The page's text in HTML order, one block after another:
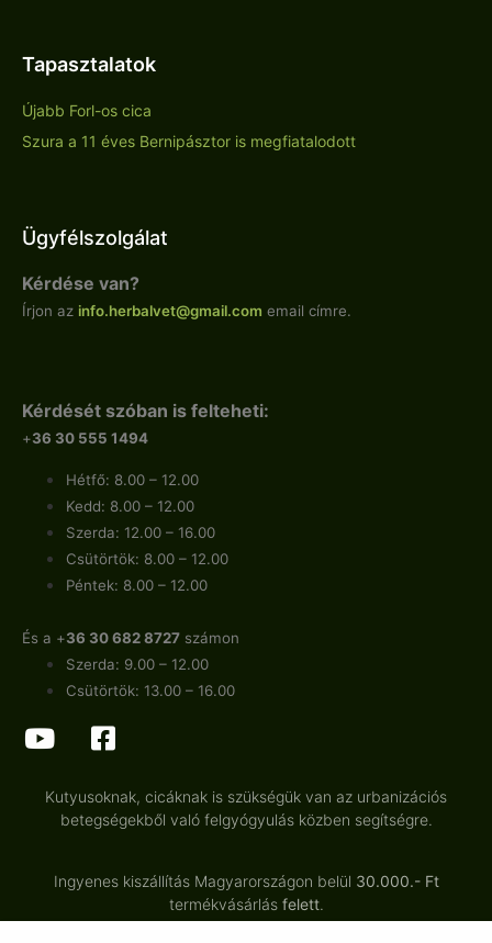
Tapasztalatok
Újabb Forl-os cica
Szura a 11 éves Bernipásztor is megfiatalodott
Ügyfélszolgálat
Kérdése van?
Írjon az info.herbalvet@gmail.com email címre.
Kérdését szóban is felteheti:
+36 30 555 1494
Hétfő: 8.00 – 12.00
Kedd: 8.00 – 12.00
Szerda: 12.00 – 16.00
Csütörtök: 8.00 – 12.00
Péntek: 8.00 – 12.00
És a +36 30 682 8727 számon
Szerda: 9.00 – 12.00
Csütörtök: 13.00 – 16.00
Kutyusoknak, cicáknak is szükségük van az urbanizációs
betegségekből való felgyógyulás közben segítségre.
Ingyenes kiszállítás Magyarországon belül 30.000.- Ft
termékvásárlás felett.